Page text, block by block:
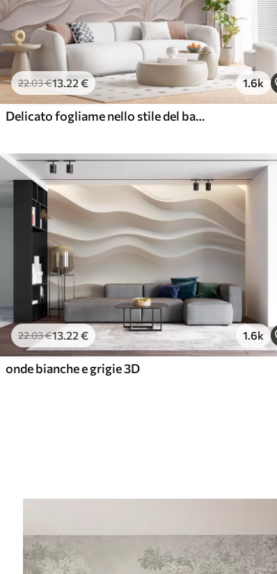
22.03€13 .22€ 1.6k
Delicato fogliame nello stile del bassorilievo
22.03€13.22 € 1.6k
onde bianche e grigie 3D